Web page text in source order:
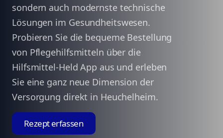
sondern auch modernste technische
Lösungen im Gesundheitswesen.
Probieren Sie die bequeme Bestellung
von Pflegehilfsmitteln über die
Hilfsmittel-Held App aus und erleben
Sie eine ganz neue Dimension der
Versorgung direkt in Heuchelheim.
Rezept erfassen